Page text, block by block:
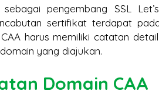
sebagai pengembang SSL
sertifikat terdapat
harus memiliki catatan
yang diajukan.
Domain CAA